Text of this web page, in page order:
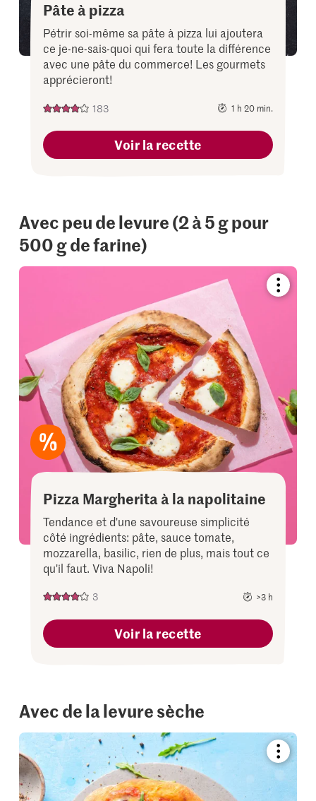
Pâte à pizza
Pétrir soi-même sa pâte à pizza lui ajoutera
ce je-ne-sais-quoi qui fera toute la différence
avec une pâte du commerce! Les gourmets
apprécieront!
183 1 h 20 min.
Voir la recette
Avec peu de levure (2 à 5 g pour
500 g de farine)
recipe
Pizza Margherita à la napolitaine
Tendance et d'une savoureuse simplicité
côté ingrédients: pâte, sauce tomate,
mozzarella, basilic, rien de plus, mais tout ce
qu'il faut. Viva Napoli!
3 >3 h
Voir la recette
Avec de la levure sèche
recipe